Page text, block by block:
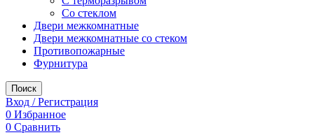
Со стеклом
Двери межкомнатные
Двери межкомнатные со стеком
Противопожарные
Фурнитура
Поиск
Вход / Регистрация
0 Избранное
0 Сравнить